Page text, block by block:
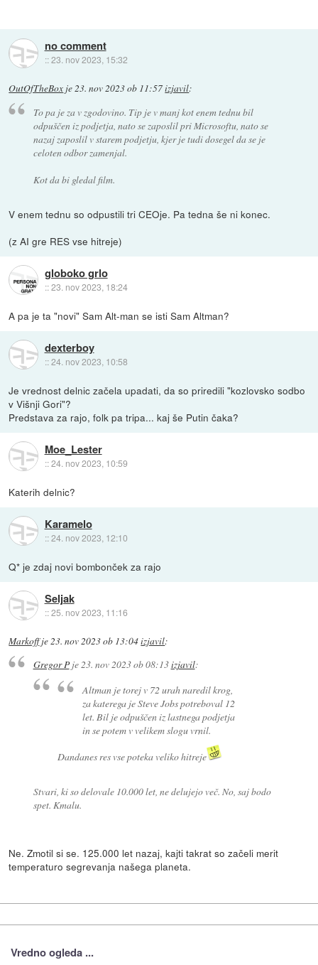
no comment
::23. nov 2023, 15:32
OutOfTheBox je23. nov 2023 ob 11:57izjavil:
To pa je za v zgodovino. Tip je v manj kot enem tednu bil
odpuščen iz podjetja, nato se zaposlil pri Microsoftu, nato se
nazaj zaposlil v starem podjetju, kjer je tudi dosegel da se je
celoten odbor zamenjal.
Kot da bi gledal film.
V enem tednu so odpustili tri CEOje. Pa tedna še ni konec.
(z AI gre RES vse hitreje)
globoko grlo
::23. nov 2023, 18:24
A pa je ta "novi" Sam Alt-man se isti Sam Altman?
dexterboy
::24. nov 2023, 10:58
Je vrednost delnic začela upadati, da so priredili "kozlovsko sodbo
v Višnji Gori"?
Predstava za rajo, folk pa tripa... kaj še Putin čaka?
Moe_Lester
::24. nov 2023, 10:59
Katerih delnic?
Karamelo
::24. nov 2023, 12:10
Q* je zdaj novi bombonček za rajo
Seljak
::25. nov 2023, 11:16
Markoffje23. nov 2023 ob 13:04izjavil:
Gregor Pje23. nov 2023 ob 08:13izjavil:
Altman je torej v 72 urah naredil krog,
za katerega je Steve Jobs potreboval 12
let. Bil je odpuščen iz lastnega podjetja
in se potem v velikem slogu vrnil.
Dandanes res vse poteka veliko hitreje
Stvari, ki so delovale 10.000 let, ne delujejo več. No, saj bodo
spet. Kmalu.
Ne. Zmotil si se. 125.000 let nazaj, kajti takrat so začeli merit
temperaturo segrevanja našega planeta.
Vredno ogleda ...